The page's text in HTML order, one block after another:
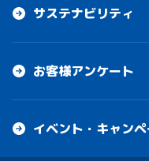
サステナビリティ
お客様アンケート
イベント・キャン